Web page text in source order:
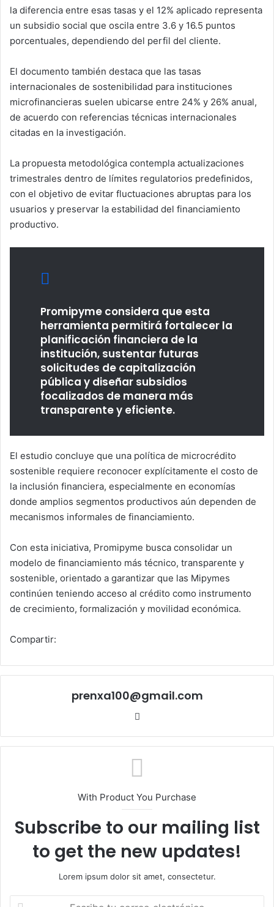
la diferencia entre esas tasas y el 12% aplicado representa
un subsidio social que oscila entre 3.6 y 16.5 puntos
porcentuales, dependiendo del perfil del cliente.
El documento también destaca que las tasas
internacionales de sostenibilidad para instituciones
microfinancieras suelen ubicarse entre 24% y 26% anual,
de acuerdo con referencias técnicas internacionales
citadas en la investigación.
La propuesta metodológica contempla actualizaciones
trimestrales dentro de límites regulatorios predefinidos,
con el objetivo de evitar fluctuaciones abruptas para los
usuarios y preservar la estabilidad del financiamiento
productivo.
Promipyme considera que esta
herramienta permitirá fortalecer la
planificación financiera de la
institución, sustentar futuras
solicitudes de capitalización
pública y diseñar subsidios
focalizados de manera más
transparente y eficiente.
El estudio concluye que una política de microcrédito
sostenible requiere reconocer explícitamente el costo de
la inclusión financiera, especialmente en economías
donde amplios segmentos productivos aún dependen de
mecanismos informales de financiamiento.
Con esta iniciativa, Promipyme busca consolidar un
modelo de financiamiento más técnico, transparente y
sostenible, orientado a garantizar que las Mipymes
continúen teniendo acceso al crédito como instrumento
de crecimiento, formalización y movilidad económica.
Compartir:
prenxa100@gmail.com
With Product You Purchase
Subscribe to our mailing list
to get the new updates!
Lorem ipsum dolor sit amet, consectetur.